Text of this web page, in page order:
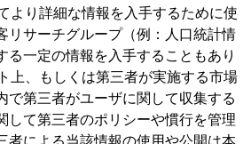
より詳細な情報を入手するために使
リサーチグループ（例：人口統計情
る一定の情報を入手することもあり
上、もしくは第三者が実施する市場
で第三者がユーザに関して収集する
して第三者のポリシーや慣行を管理
者による当該情報の使用や公開は本